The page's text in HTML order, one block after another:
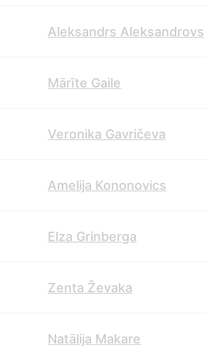
Aleksandrs Aleksandrovs
Mārīte Gaile
Veronika Gavričeva
Amelija Kononovics
Elza Grinberga
Zenta Ževaka
Natālija Makare